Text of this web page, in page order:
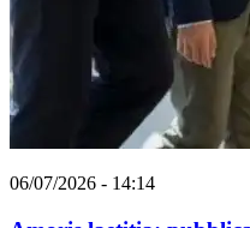
06/07/2026 - 14:14